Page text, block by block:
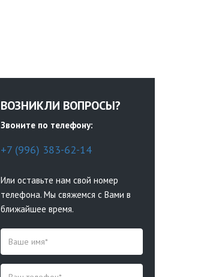
ВОЗНИКЛИ ВОПРОСЫ?
Звоните по телефону:
+7 (996) 383-62-14
Или оставьте нам свой номер
телефона. Мы свяжемся с Вами в
ближайшее время.